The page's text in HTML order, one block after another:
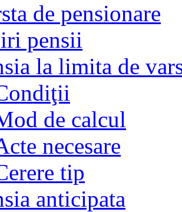
de pensionare
pensii
la limita de
de calcul
necesare
tip
anticipata